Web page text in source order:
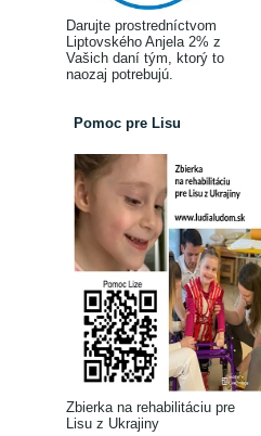
Darujte prostredníctvom
Liptovského Anjela 2% z
Vašich daní tým, ktorý to
naozaj potrebujú.
Pomoc pre Lisu
Zbierka na rehabilitáciu pre
Lisu z Ukrajiny